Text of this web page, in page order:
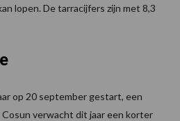
lopen. De tarracijfers zijn met 8,3
op 20 september gestart, een
verwacht dit jaar een korter